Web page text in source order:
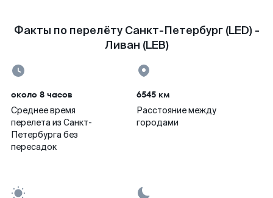
Факты по перелёту Санкт-Петербург (LED) -
Ливан (LEB)
около 8 часов
Среднее время
перелета из Санкт-
Петербурга без
пересадок
6545 км
Расстояние между
городами